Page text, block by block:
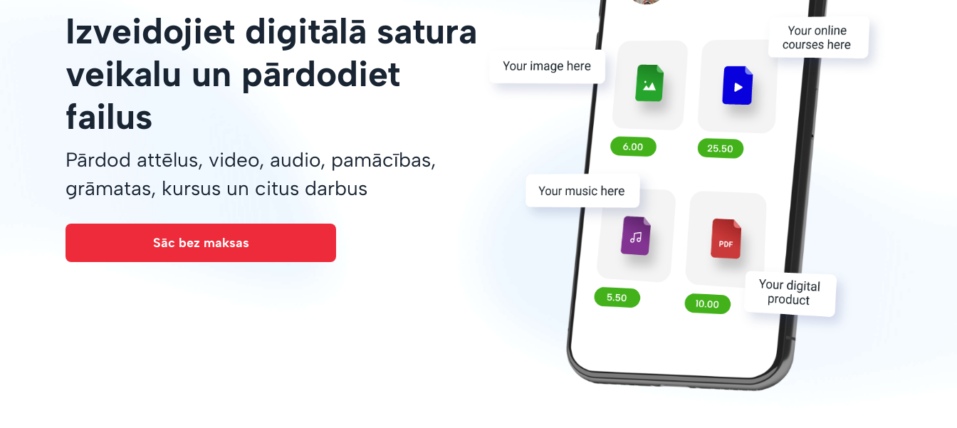
Izveidojiet digitālā satura
veikalu un pārdodiet
failus
Pārdod attēlus, video, audio, pamācības,
grāmatas, kursus un citus darbus
Sāc bez maksas